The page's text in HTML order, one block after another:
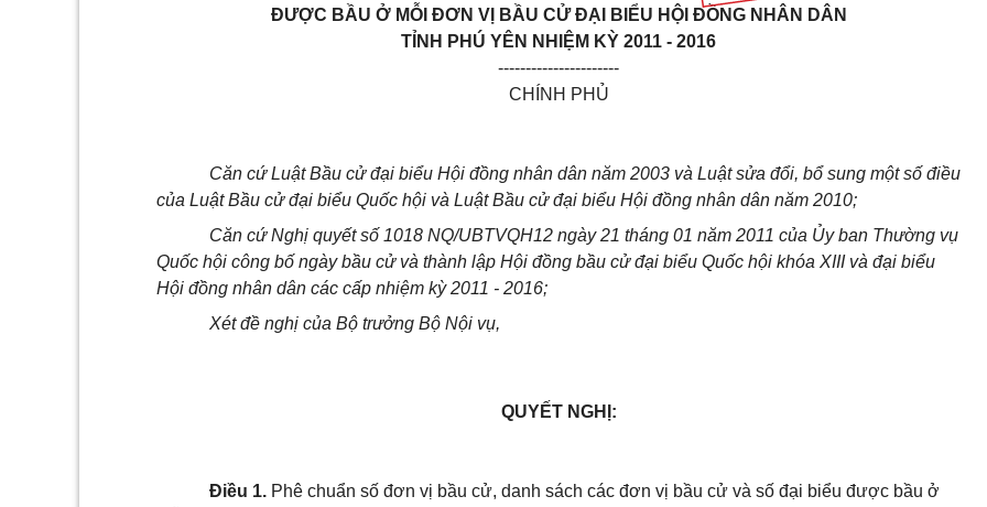
ĐƯỢC BẦU Ở MỖI ĐƠN VỊ BẦU CỬ ĐẠI BIỂU HỘI ĐỒNG NHÂN DÂN
TỈNH PHÚ YÊN NHIỆM KỲ 2011 - 2016
----------------------
CHÍNH PHỦ
Căn cứ Luật Bầu cử đại biểu Hội đồng nhân dân năm 2003 và Luật sửa đổi, bổ sung một số điều
của Luật Bầu cử đại biểu Quốc hội và Luật Bầu cử đại biểu Hội đồng nhân dân năm 2010;
Căn cứ Nghị quyết số 1018 NQ/UBTVQH12 ngày 21 tháng 01 năm 2011 của Ủy ban Thường vụ
Quốc hội công bố ngày bầu cử và thành lập Hội đồng bầu cử đại biểu Quốc hội khóa XIII và đại biểu
Hội đồng nhân dân các cấp nhiệm kỳ 2011 - 2016;
Xét đề nghị của Bộ trưởng Bộ Nội vụ,
QUYẾT NGHỊ:
Điều 1. Phê chuẩn số đơn vị bầu cử, danh sách các đơn vị bầu cử và số đại biểu được bầu ở